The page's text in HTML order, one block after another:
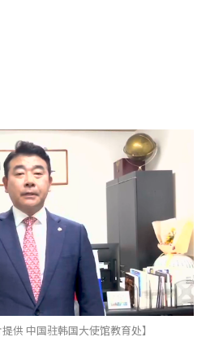
供 中国驻韩国大使馆教育处】